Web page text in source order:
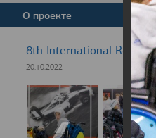
О проекте
8th International
20.10.2022